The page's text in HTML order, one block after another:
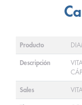
Producto
Descripción
Sales